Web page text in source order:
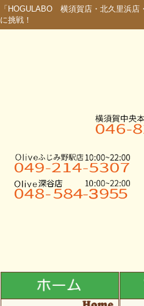
「HOGULABO 横須賀店・北久里浜店
に挑戦！